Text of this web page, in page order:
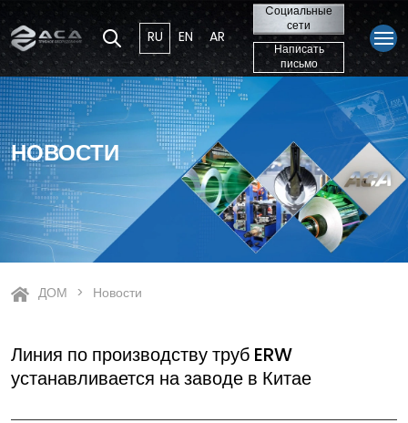
RU EN AR
Cоциальные
сети
Написать
письмо
НОВОСТИ
ДОМ Новости
Линия по производству труб ERW
устанавливается на заводе в Китае